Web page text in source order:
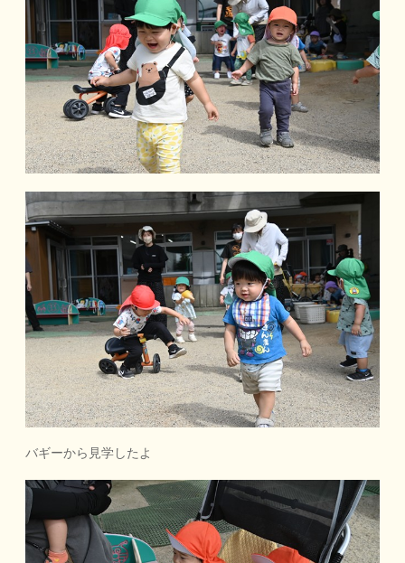
バギーから見学したよ